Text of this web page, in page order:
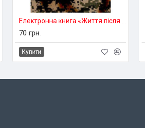
70 грн.
Купити